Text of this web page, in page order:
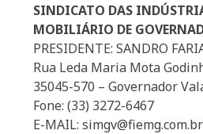
SINDICATO DAS
MOBILIÁRIO DE
PRESIDENTE: SANDRO
Rua Leda Maria Mota
35045-570 – Governador
Fone: (33) 3272-6467
E-MAIL: simgv@fiemg.com.br